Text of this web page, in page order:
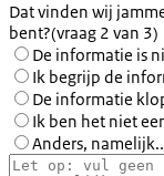
Dat vinden wij
bent?(vraag 2 van 3)
De informatie is
Ik begrijp de
De informatie
Ik ben het niet
Anders,